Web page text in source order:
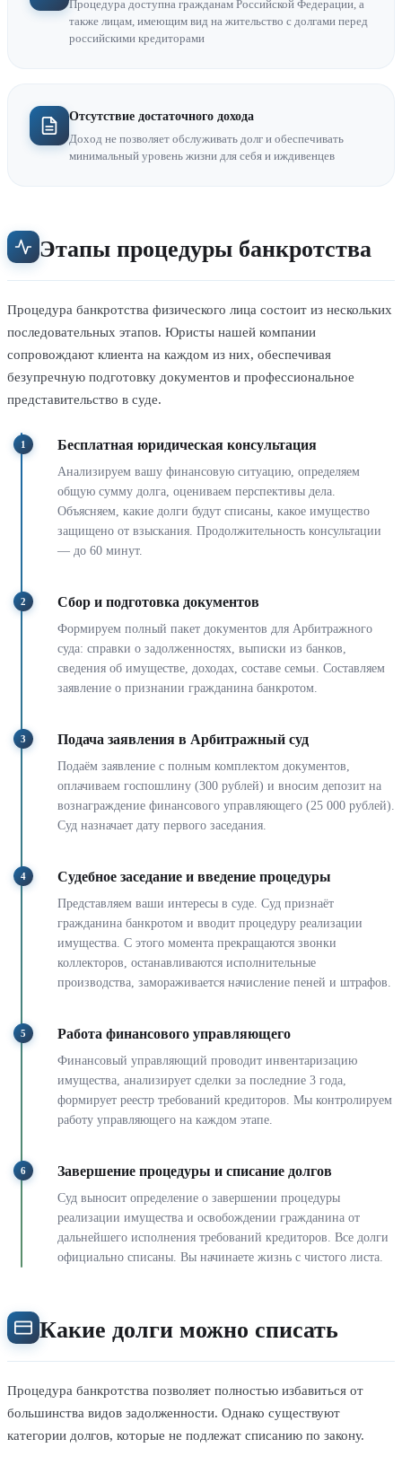
Процедура доступна гражданам Российской Федерации, а
также лицам, имеющим вид на жительство с долгами перед
российскими кредиторами
Отсутствие достаточного дохода
Доход не позволяет обслуживать долг и обеспечивать
минимальный уровень жизни для себя и иждивенцев
Этапы процедуры банкротства
Процедура банкротства физического лица состоит из нескольких
последовательных этапов. Юристы нашей компании
сопровождают клиента на каждом из них, обеспечивая
безупречную подготовку документов и профессиональное
представительство в суде.
1 Бесплатная юридическая консультация
Анализируем вашу финансовую ситуацию, определяем
общую сумму долга, оцениваем перспективы дела.
Объясняем, какие долги будут списаны, какое имущество
защищено от взыскания. Продолжительность консультации
— до 60 минут.
2 Сбор и подготовка документов
Формируем полный пакет документов для Арбитражного
суда: справки о задолженностях, выписки из банков,
сведения об имуществе, доходах, составе семьи. Составляем
заявление о признании гражданина банкротом.
3 Подача заявления в Арбитражный суд
Подаём заявление с полным комплектом документов,
оплачиваем госпошлину (300 рублей) и вносим депозит на
вознаграждение финансового управляющего (25 000 рублей).
Суд назначает дату первого заседания.
4 Судебное заседание и введение процедуры
Представляем ваши интересы в суде. Суд признаёт
гражданина банкротом и вводит процедуру реализации
имущества. С этого момента прекращаются звонки
коллекторов, останавливаются исполнительные
производства, замораживается начисление пеней и штрафов.
5 Работа финансового управляющего
Финансовый управляющий проводит инвентаризацию
имущества, анализирует сделки за последние 3 года,
формирует реестр требований кредиторов. Мы контролируем
работу управляющего на каждом этапе.
6 Завершение процедуры и списание долгов
Суд выносит определение о завершении процедуры
реализации имущества и освобождении гражданина от
дальнейшего исполнения требований кредиторов. Все долги
официально списаны. Вы начинаете жизнь с чистого листа.
Какие долги можно списать
Процедура банкротства позволяет полностью избавиться от
большинства видов задолженности. Однако существуют
категории долгов, которые не подлежат списанию по закону.